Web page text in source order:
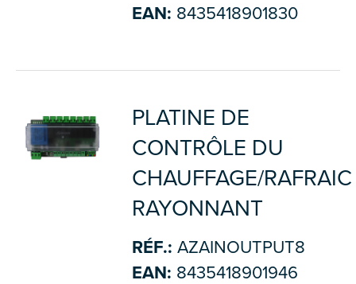
EAN: 8435418901830
PLATINE DE
CONTRÔLE DU
CHAUFFAGE/
RAYONNANT
RÉF.: AZAINOUTPUT8
EAN: 8435418901946